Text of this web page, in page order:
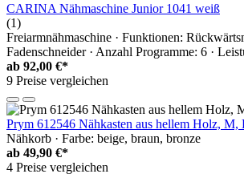
CARINA Nähmaschine Junior 1041 weiß
(1)
Freiarmnähmaschine · Funktionen:
Fadenschneider · Anzahl Programme: 6 ·
ab 92,00 €*
9 Preise vergleichen
Prym 612546 Nähkasten aus hellem Holz, M,
Nähkorb · Farbe: beige, braun, bronze
ab 49,90 €*
4 Preise vergleichen